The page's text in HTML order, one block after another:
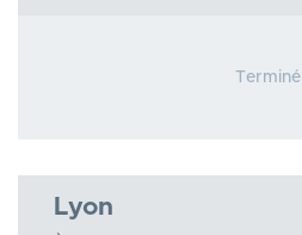
Terminé
Lyon